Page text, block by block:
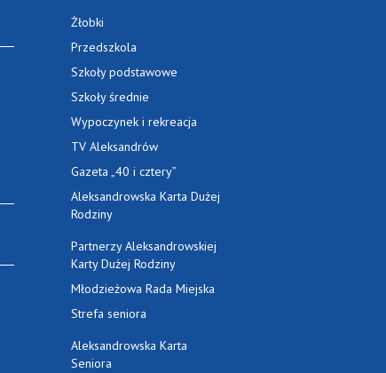
Żłobki
Przedszkola
Szkoły podstawowe
Szkoły średnie
Wypoczynek i rekreacja
TV Aleksandrów
Gazeta „40 i cztery”
Aleksandrowska Karta Dużej
Rodziny
Partnerzy Aleksandrowskiej
Karty Dużej Rodziny
Młodzieżowa Rada Miejska
Strefa seniora
Aleksandrowska Karta
Seniora